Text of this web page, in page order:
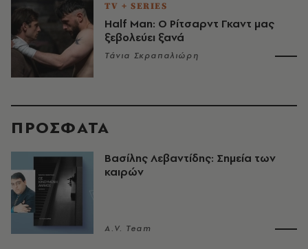
TV + SERIES
Half Man: Ο Ρίτσαρντ Γκαντ μας
ξεβολεύει ξανά
Τάνια Σκραπαλιώρη
ΠΡΟΣΦΑΤΑ
Βασίλης Λεβαντίδης: Σημεία των
καιρών
A.V. Team